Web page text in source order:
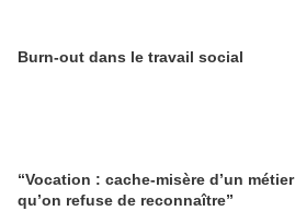
Burn-out dans le travail social
“Vocation : cache-misère d’un métier
qu’on refuse de reconnaître”